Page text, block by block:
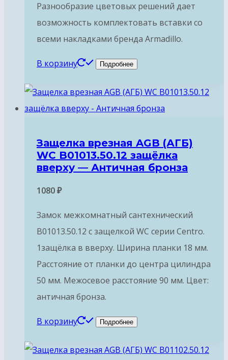
Разнообразие цветовых решений дает
возможность комплектовать вставки со
всеми накладками бренда Armadillo.
В корзину Подробнее
Защелка врезная AGB (АГБ)
WC B01013.50.12 защёлка
вверху — Античная бронза
1080₽
Замок межкомнатный сантехнический
B01013.50.12 с защелкой WC серии Centro.
1защёлка в вверху. Ширина планки 18 мм.
Расстояние от планки до центра цилиндра
50 мм. Межосевое расстояние 90 мм. Цвет:
античная бронза.
В корзину Подробнее